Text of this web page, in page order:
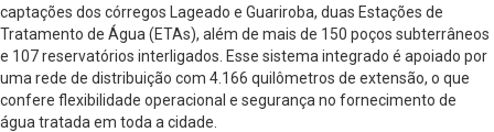
captações dos córregos Lageado e Guariroba, duas Estações de
Tratamento de Água (ETAs), além de mais de 150 poços subterrâneos
e 107 reservatórios interligados. Esse sistema integrado é apoiado por
uma rede de distribuição com 4.166 quilômetros de extensão, o que
confere flexibilidade operacional e segurança no fornecimento de
água tratada em toda a cidade.